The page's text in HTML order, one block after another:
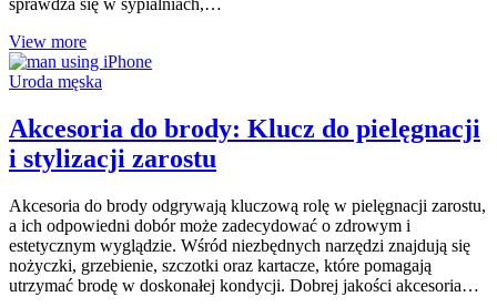
View more
Uroda męska
Akcesoria do brody: Klucz do pielęgnacji
i stylizacji zarostu
Akcesoria do brody odgrywają kluczową rolę w pielęgnacji zarostu,
a ich odpowiedni dobór może zadecydować o zdrowym i
estetycznym wyglądzie. Wśród niezbędnych narzędzi znajdują się
nożyczki, grzebienie, szczotki oraz kartacze, które pomagają
utrzymać brodę w doskonałej kondycji. Dobrej jakości akcesoria…